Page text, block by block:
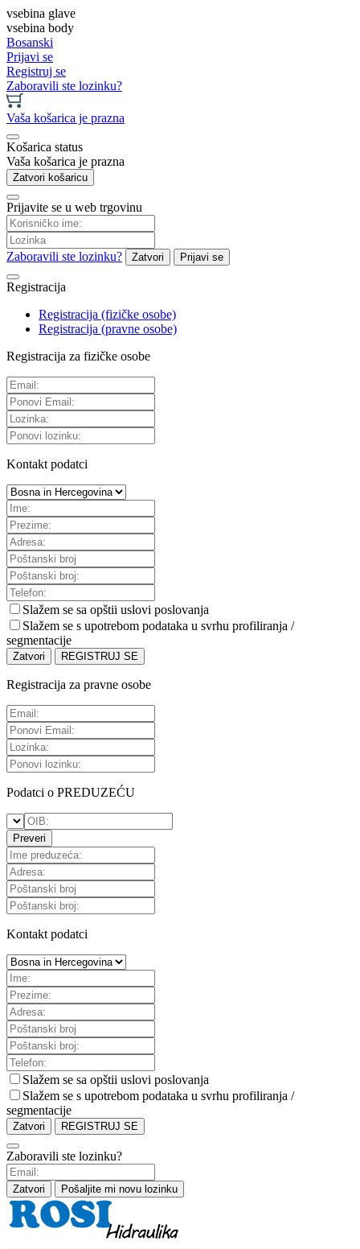
vsebina glave
vsebina body
Bosanski
Prijavi se
Registruj se
Zaboravili ste lozinku?
Vaša košarica je prazna
Košarica status
Vaša košarica je prazna
Zatvori košaricu
Prijavite se u web trgovinu
Zaboravili ste lozinku? Zatvori Prijavi se
Registracija
Registracija (fizičke osobe)
Registracija (pravne osobe)
Registracija za fizičke osobe
Kontakt podatci
Slažem se sa opštii uslovi poslovanja
Slažem se s upotrebom podataka u svrhu profiliranja /
segmentacije
Zatvori REGISTRUJ SE
Registracija za pravne osobe
Podatci o PREDUZEĆU
Preveri
Kontakt podatci
Slažem se sa opštii uslovi poslovanja
Slažem se s upotrebom podataka u svrhu profiliranja /
segmentacije
Zatvori REGISTRUJ SE
Zaboravili ste lozinku?
Zatvori Pošaljite mi novu lozinku